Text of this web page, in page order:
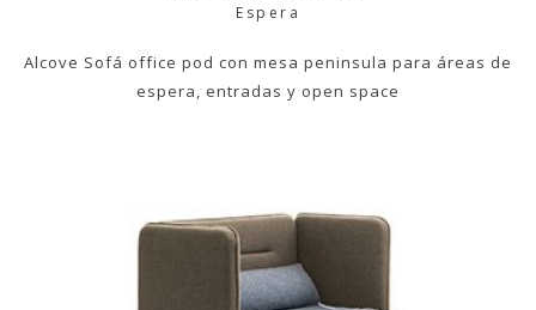
Espera
Alcove Sofá office pod con mesa peninsula para áreas de
espera, entradas y open space